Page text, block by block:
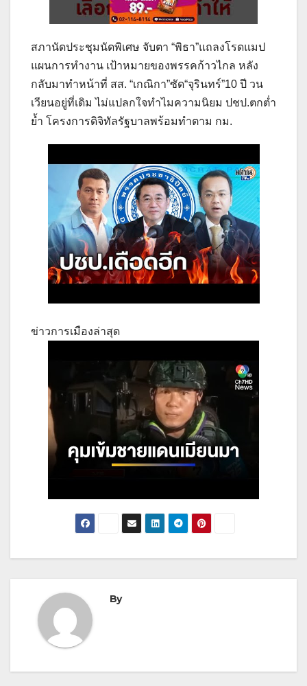
สภานัดประชุมนัดพิเศษ จับตา “พิธา”แถลงโรดแมป
แผนการทำงาน เป้าหมายของพรรคก้าวไกล หลัง
กลับมาทำหน้าที่ สส. “เกณิกา”ซัด“จุรินทร์”10 ปี วน
เวียนอยู่ที่เดิม ไม่แปลกใจทำไมความนิยม ปชป.ตกต่ำ
ย้ำ โครงการดิจิทัลรัฐบาลพร้อมทำตาม กม.
ข่าวการเมืองล่าสุด
By